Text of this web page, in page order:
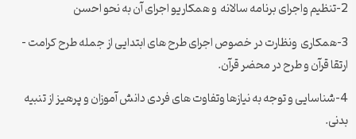
2-تنظیم واجرای برنامه سالانه و همکاریو اجرای آن به نحو احسن
3-همکاری ونظارت در خصوص اجرای طرح های ابتدایی از جمله طرح کرامت –
ارتقا قرآن و طرح در محضر قرآن.
4-شناسایی و توجه به نیازها وتفاوت های فردی دانش آموزان و پرهیز از تنبیه
بدنی.